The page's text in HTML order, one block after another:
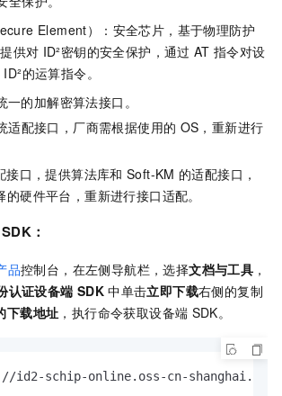
Element）：安全芯片，基于物理防护
供对 ID²密钥的安全保护，通过 AT 指令对设
ID²的运算指令。
的加解密算法接口。
适配接口，厂商需根据使用的 OS，重新进行
接口，提供算法库和 Soft-KM 的适配接口，
硬件平台，重新进行接口适配。
SDK：
品控制台，在左侧导航栏，选择文档与工具 ，
认证设备端 SDK 中单击立即下载右侧的复制
下载地址 ，执行命令获取设备端 SDK。
id2-schip-online.oss-cn-